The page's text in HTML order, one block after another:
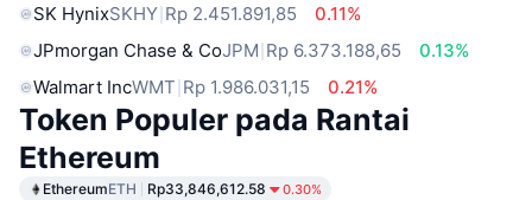
SK HynixSKHY Rp 2.451.891,85
0.11%
JPmorgan Chase & CoJPM Rp 6.373.188,65
0.13%
Walmart IncWMT Rp 1.986.031,15 0.21%
Token Populer pada Rantai
Ethereum
EthereumETH Rp33,846,612.58 0.30%